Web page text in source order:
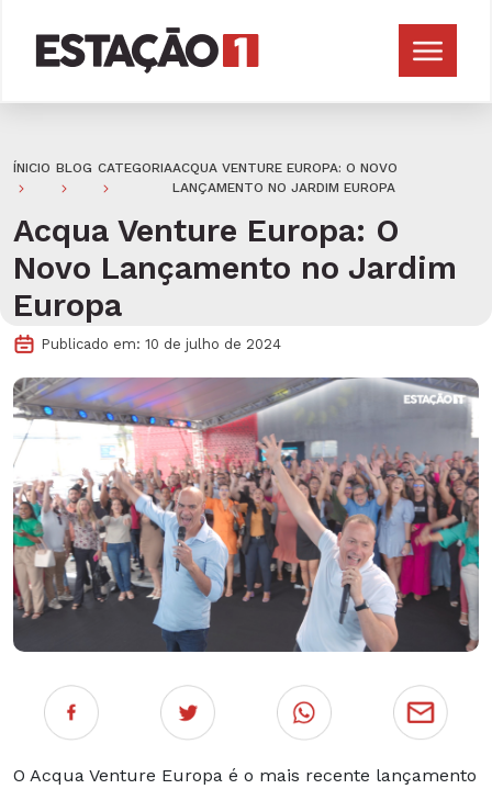
ÍNICIO BLOG CATEGORIAACQUA VENTURE EUROPA: O NOVO
LANÇAMENTO NO JARDIM EUROPA
Acqua Venture Europa: O
Novo Lançamento no Jardim
Europa
Publicado em: 10 de julho de 2024
O Acqua Venture Europa é o mais recente lançamento